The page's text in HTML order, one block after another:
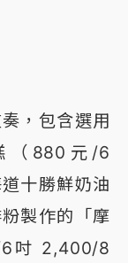
，包含選用
（880元/6
十勝鮮奶油
製作的「摩
吋 2,400/8